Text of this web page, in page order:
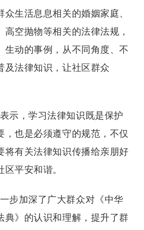
众生活息息相关的婚姻家庭、
高空抛物等相关的法律法规，
生动的事例，从不同角度、不
及法律知识，让社区群众
示，学习法律知识既是保护
，也是必须遵守的规范，不仅
将有关法律知识传播给亲朋好
平安和谐。
步加深了广大群众对《中华
典》的认识和理解，提升了群